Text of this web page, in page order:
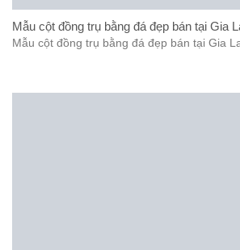
Mẫu cột đồng trụ bằng đá đẹp bán tại Gia
Mẫu cột đồng trụ bằng đá đẹp bán tại Gia